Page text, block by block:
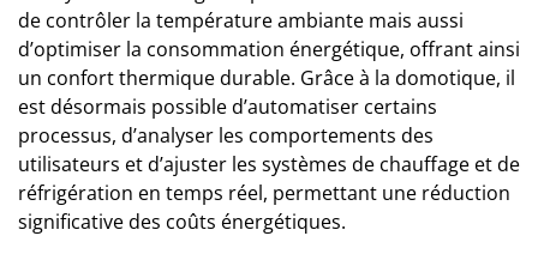
de contrôler la température ambiante mais aussi
d’optimiser la consommation énergétique, offrant ainsi
un confort thermique durable. Grâce à la domotique, il
est désormais possible d’automatiser certains
processus, d’analyser les comportements des
utilisateurs et d’ajuster les systèmes de chauffage et de
réfrigération en temps réel, permettant une réduction
significative des coûts énergétiques.